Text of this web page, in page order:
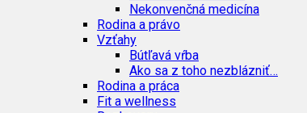
Nekonvenčná medicína
Rodina a právo
Vzťahy
Bútľavá vŕba
Ako sa z toho nezblázniť…
Rodina a práca
Fit a wellness